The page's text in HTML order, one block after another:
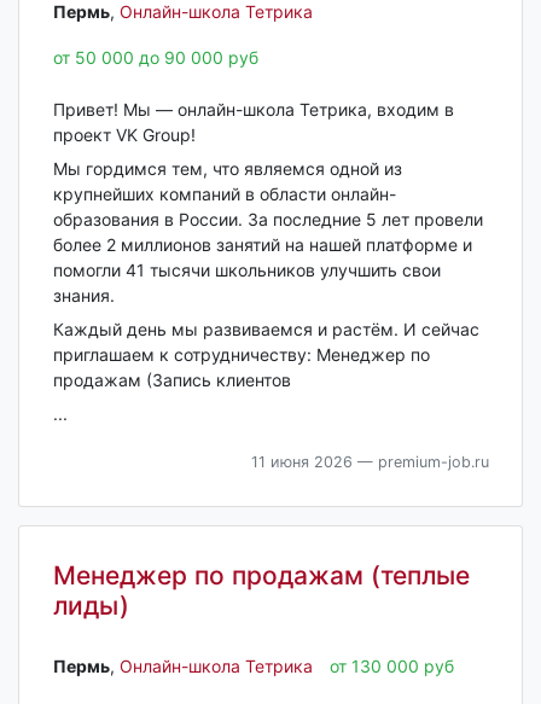
Пермь‎, Онлайн-школа Тетрика
от 50 000 до 90 000 руб
Привет! Мы — онлайн-школа Тетрика, входим в
проект VK Group!
Мы гордимся тем, что являемся одной из
крупнейших компаний в области онлайн-
образования в России. За последние 5 лет провели
более 2 миллионов занятий на нашей платформе и
помогли 41 тысячи школьников улучшить свои
знания.
Каждый день мы развиваемся и растём. И сейчас
приглашаем к сотрудничеству: Менеджер по
продажам (Запись клиентов
...
11 июня 2026 — premium-job.ru
Менеджер по продажам (теплые
лиды)
Пермь‎, Онлайн-школа Тетрика от 130 000 руб